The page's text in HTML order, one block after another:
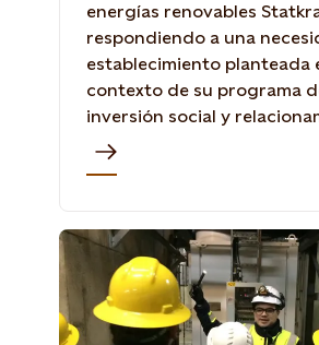
energías renovables
respondiendo a una
establecimiento planteada
contexto de su programa
inversión social y
con comunidades.